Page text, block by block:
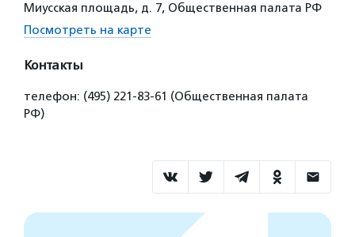
Миусская площадь, д. 7, Общественная палата РФ
Посмотреть на карте
Контакты
телефон: (495) 221-83-61 (Общественная палата
РФ)